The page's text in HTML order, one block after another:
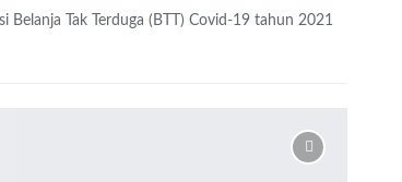
Belanja Tak Terduga (BTT) Covid-19 tahun 2021